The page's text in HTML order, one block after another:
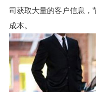
司获取大量的客户信息，
成本。